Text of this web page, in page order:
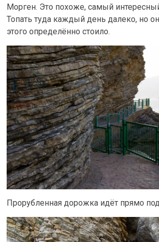
Морген. Это похоже, самый
Топать туда каждый день далеко, но
этого определённо стоило.
Прорубленная дорожка идёт прямо